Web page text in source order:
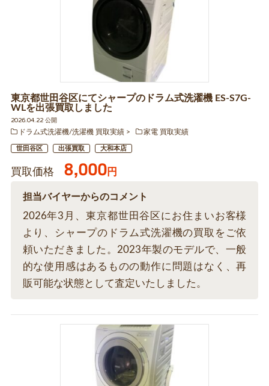
東京都世田谷区にてシャープのドラム式洗濯機 ES-S7G-
WLを出張買取しました
2026.04.22 公開
ドラム式洗濯機/洗濯機 買取実績
家電 買取実績
世田谷区 出張買取 大和本店
買取価格 8,000円
担当バイヤーからのコメント
2026年3月、東京都世田谷区にお住まいお客様
より、シャープのドラム式洗濯機の買取をご依
頼いただきました。2023年製のモデルで、一般
的な使用感はあるものの動作に問題はなく、再
販可能な状態として査定いたしました。